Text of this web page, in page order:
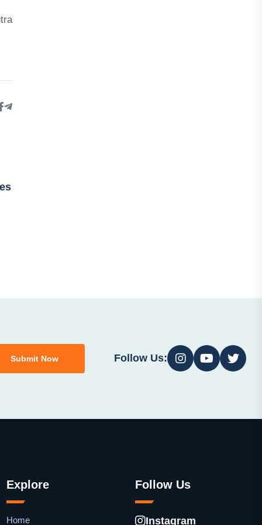
Submit Now Follow Us:
Explore
Home
Follow Us
Instagram